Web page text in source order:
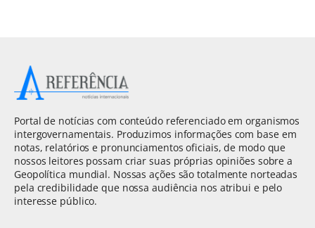
Portal de notícias com conteúdo referenciado em organismos
intergovernamentais. Produzimos informações com base em
notas, relatórios e pronunciamentos oficiais, de modo que
nossos leitores possam criar suas próprias opiniões sobre a
Geopolítica mundial. Nossas ações são totalmente norteadas
pela credibilidade que nossa audiência nos atribui e pelo
interesse público.